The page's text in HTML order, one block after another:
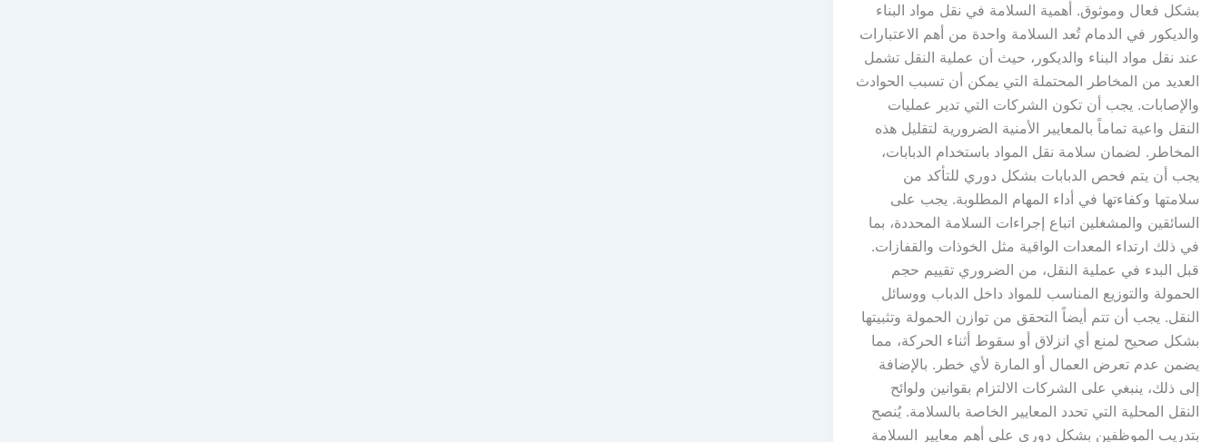
بشكل فعال وموثوق. أهمية السلامة في نقل مواد البناء
والديكور في الدمام تُعد السلامة واحدة من أهم الاعتبارات
عند نقل مواد البناء والديكور، حيث أن عملية النقل تشمل
العديد من المخاطر المحتملة التي يمكن أن تسبب الحوادث
والإصابات. يجب أن تكون الشركات التي تدير عمليات
النقل واعية تماماً بالمعايير الأمنية الضرورية لتقليل هذه
المخاطر. لضمان سلامة نقل المواد باستخدام الدبابات،
يجب أن يتم فحص الدبابات بشكل دوري للتأكد من
سلامتها وكفاءتها في أداء المهام المطلوبة. يجب على
السائقين والمشغلين اتباع إجراءات السلامة المحددة، بما
في ذلك ارتداء المعدات الواقية مثل الخوذات والقفازات.
قبل البدء في عملية النقل، من الضروري تقييم حجم
الحمولة والتوزيع المناسب للمواد داخل الدباب ووسائل
النقل. يجب أن تتم أيضاً التحقق من توازن الحمولة وتثبيتها
بشكل صحيح لمنع أي انزلاق أو سقوط أثناء الحركة، مما
يضمن عدم تعرض العمال أو المارة لأي خطر. بالإضافة
إلى ذلك، ينبغي على الشركات الالتزام بقوانين ولوائح
النقل المحلية التي تحدد المعايير الخاصة بالسلامة. يُنصح
بتدريب الموظفين بشكل دوري على أهم معايير السلامة